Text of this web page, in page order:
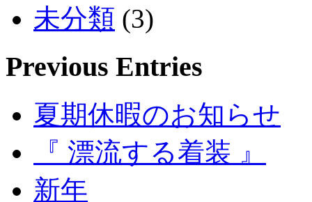
未分類 (3)
Previous Entries
夏期休暇のお知らせ
『 漂流する着装 』
新年